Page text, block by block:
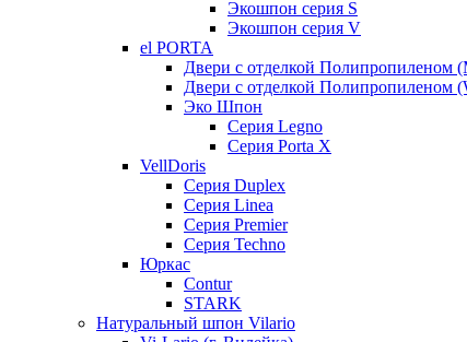
Экошпон серия S
Экошпон серия V
el PORTA
Двери с отделкой Полипропиленом
Двери с отделкой Полипропиленом
Эко Шпон
Серия Legno
Серия Porta X
VellDoris
Серия Duplex
Серия Linea
Серия Premier
Серия Techno
Юркас
Contur
STARK
Натуральный шпон Vilario